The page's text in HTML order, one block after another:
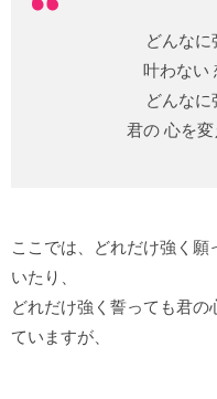
どんなに
叶わない
どんなに
君の 心を
ここでは、どれだけ強く
いたり、
どれだけ強く誓っても君
ていますが、